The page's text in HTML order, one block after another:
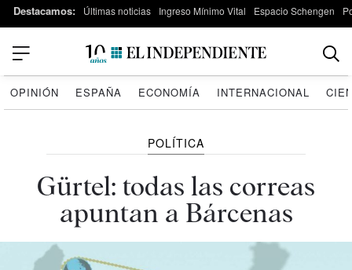
Destacamos: Últimas noticias Ingreso Mínimo Vital Espacio Schengen
OPINIÓN ESPAÑA ECONOMÍA INTERNACIONAL
POLÍTICA
Gürtel: todas las correas
apuntan a Bárcenas